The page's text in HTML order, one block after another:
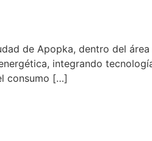
de Apopka, dentro del
integrando
consumo […]